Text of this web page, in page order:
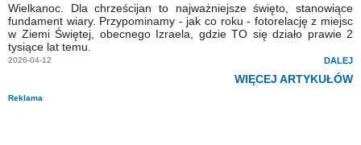
Wielkanoc. Dla chrześcijan to najważniejsze święto, stanowiące
fundament wiary. Przypominamy - jak co roku - fotorelację z miejsc
w Ziemi Świętej, obecnego Izraela, gdzie TO się działo prawie 2
tysiące lat temu.
2026-04-12 DALEJ
WIĘCEJ ARTYKUŁÓW
Reklama